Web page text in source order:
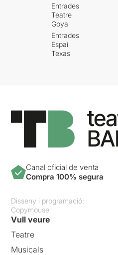
Entrades
Teatre
Goya
Entrades
Espai
Texas
Canal oficial de venta
Compra 100% segura
Disseny i programació:
Copymouse
Vull veure
Teatre
Musicals